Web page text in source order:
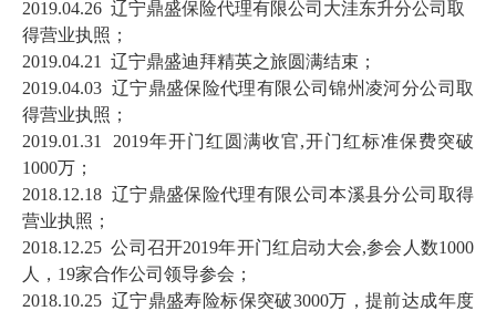
2019.04.26 辽宁鼎盛保险代理有限公司大洼东升分公司取
得营业执照；
2019.04.21 辽宁鼎盛迪拜精英之旅圆满结束；
2019.04.03 辽宁鼎盛保险代理有限公司锦州凌河分公司取
得营业执照；
2019.01.31 2019年开门红圆满收官,开门红标准保费突破
1000万；
2018.12.18 辽宁鼎盛保险代理有限公司本溪县分公司取得
营业执照；
2018.12.25 公司召开2019年开门红启动大会,参会人数1000
人，19家合作公司领导参会；
2018.10.25 辽宁鼎盛寿险标保突破3000万，提前达成年度